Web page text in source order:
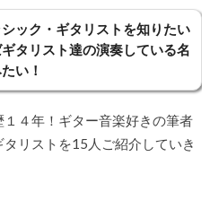
ック・ギタリストを知りたい
タリスト達の演奏している名
い！
４年！ギター音楽好きの筆者
リストを15人ご紹介していき